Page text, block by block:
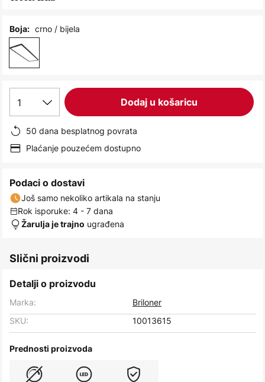
images
Boja: crno / bijela
1 Dodaj u košaricu
50 dana besplatnog povrata
Plaćanje pouzećem dostupno
Podaci o dostavi
Još samo nekoliko artikala na stanju
Rok isporuke: 4 - 7 dana
Žarulja je trajno ugrađena
Slični proizvodi
Detalji o proizvodu
Marka:
Briloner
SKU:
10013615
Prednosti proizvoda